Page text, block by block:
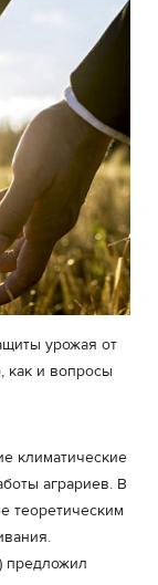
урожая от
как и вопросы
климатические
аграриев. В
теоретическим
предложил